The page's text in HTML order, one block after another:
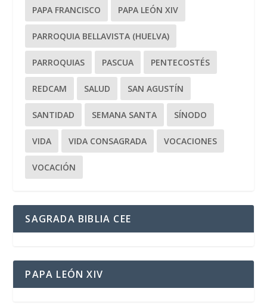
PAPA FRANCISCO PAPA LEÓN XIV
PARROQUIA BELLAVISTA (HUELVA)
PARROQUIAS PASCUA PENTECOSTÉS
REDCAM SALUD SAN AGUSTÍN
SANTIDAD SEMANA SANTA SÍNODO
VIDA VIDA CONSAGRADA VOCACIONES
VOCACIÓN
SAGRADA BIBLIA CEE
PAPA LEÓN XIV